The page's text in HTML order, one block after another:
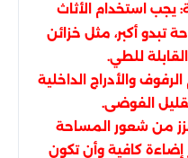
يجب استخدام الأثاث
تبدو أكبر، مثل خزائن
للطي.
والأدراج الداخلية
الفوضى.
من شعور المساحة
إضاءة كافية وأن تكون